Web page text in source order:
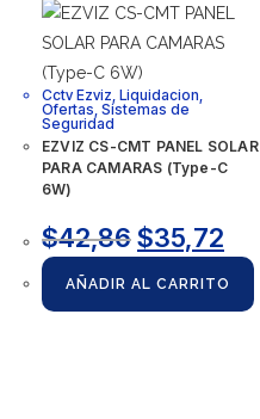
Cctv Ezviz Liquidacion
Ofertas Sistemas de
Seguridad
EZVIZ CS-CMT PANEL SOLAR
PARA CAMARAS (Type-C
6W)
$42,86$35,72
AÑADIR AL CARRITO